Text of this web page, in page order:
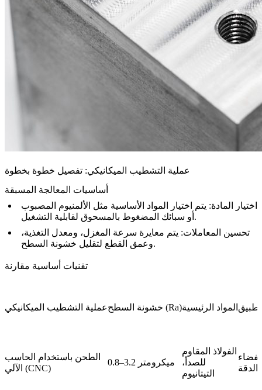
عملية التشطيب الميكانيكي: تفصيل خطوة بخطوة
أساسيات المعالجة المسبقة
اختيار المادة: يتم اختيار المواد الأساسية مثل الألمنيوم المصبوب
أو سبائك المضغوط بالمسحوق
لقابلية التشغيل.
تحسين المعاملات: يتم معايرة سرعة المغزل، ومعدل التغذية،
وعمق القطع لتقليل خشونة السطح.
تقنيات أساسية مقارنة
عملية التشطيب الميكانيكي خشونة السطح (Ra)المواد الرئيسية
الطحن باستخدام الحاسب
الآلي (CNC)
0.8–3.2 ميكرومتر
الفولاذ المقاوم
للصدأ،
التيتانيوم
الدقة